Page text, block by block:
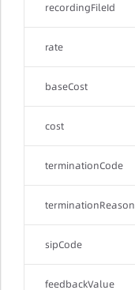
recordingFileId
rate
baseCost
cost
terminationCode
terminationReason
sipCode
feedbackValue